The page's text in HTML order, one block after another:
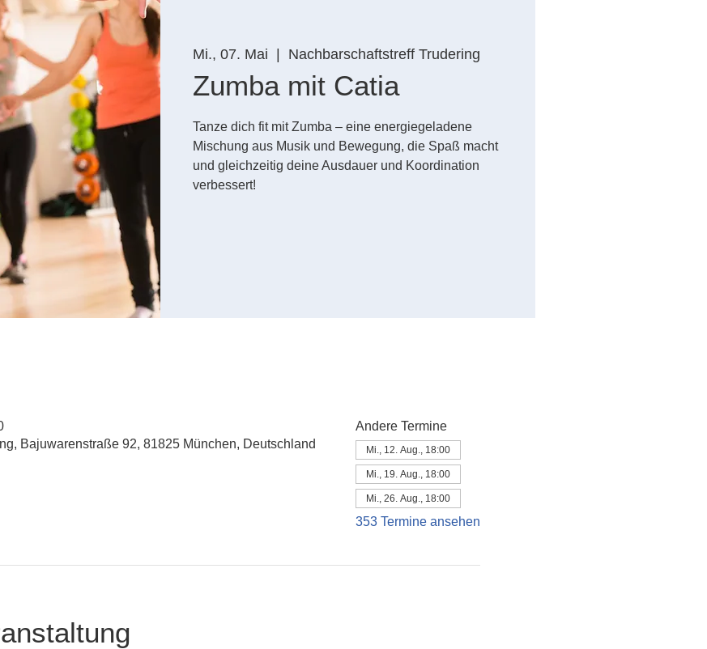
Mi., 07. Mai Nachbarschaftstreff Trudering
Zumba mit Catia
Tanze dich fit mit Zumba – eine energiegeladene
Mischung aus Musik und Bewegung, die Spaß macht
und gleichzeitig deine Ausdauer und Koordination
verbessert!
Bajuwarenstraße 92, 81825 München, Deutschland
Andere Termine
Mi., 12. Aug., 18:00
Mi., 19. Aug., 18:00
Mi., 26. Aug., 18:00
353 Termine ansehen